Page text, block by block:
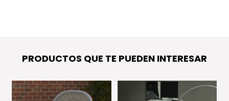
PRODUCTOS QUE TE PUEDEN INTERESAR